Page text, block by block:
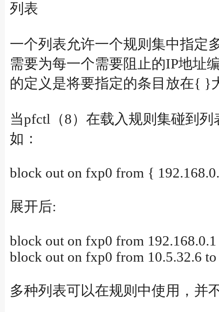
列表
一个列表允许一个规则集中指定
需要为每一个需要阻止的IP地址
的定义是将要指定的条目放在{ }
当pfctl（8）在载入规则集碰到
如：
block out on fxp0 from {
展开后:
block out on fxp0 from
block out on fxp0 from 10.5.32.6 to
多种列表可以在规则中使用，并